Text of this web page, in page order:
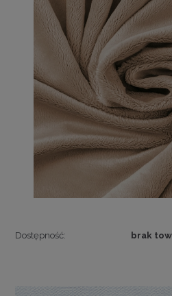
Dostępność: brak